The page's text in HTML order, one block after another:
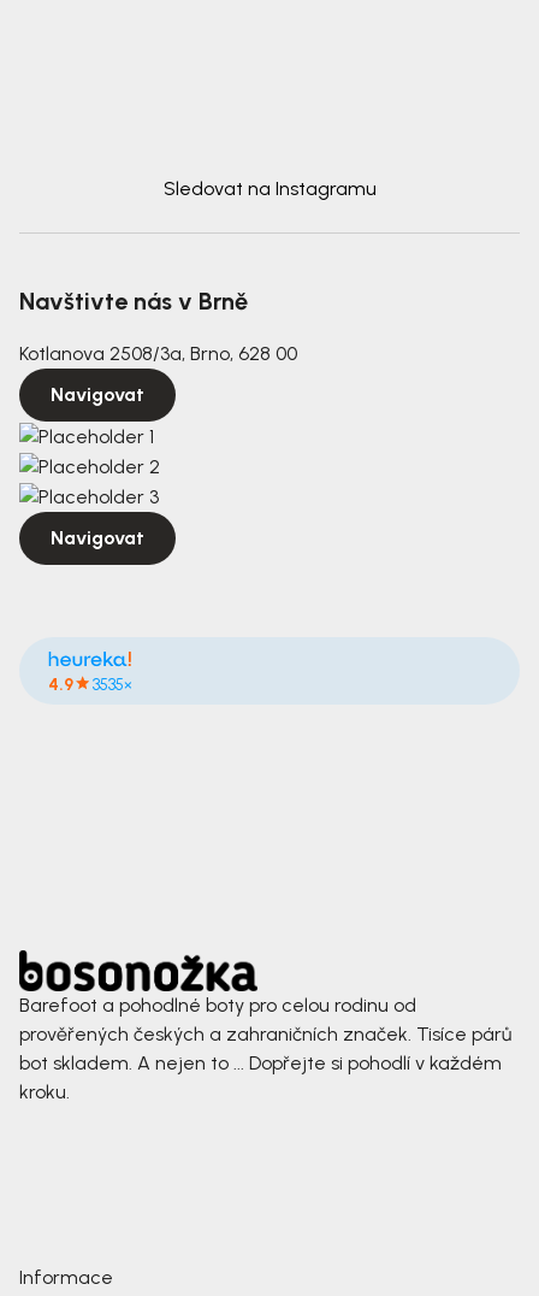
Sledovat na Instagramu
Navštivte nás v Brně
Kotlanova 2508/3a, Brno, 628 00
Navigovat
Navigovat
4.9 3535×
Barefoot a pohodlné boty pro celou rodinu od
prověřených českých a zahraničních značek. Tisíce párů
bot skladem. A nejen to ... Dopřejte si pohodlí v každém
kroku.
Informace